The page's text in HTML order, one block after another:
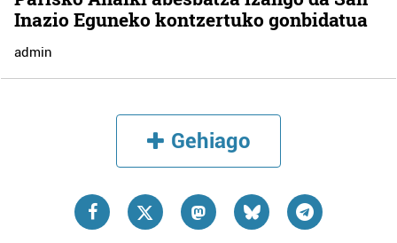
Inazio Eguneko kontzertuko gonbidatua
admin
Gehiago